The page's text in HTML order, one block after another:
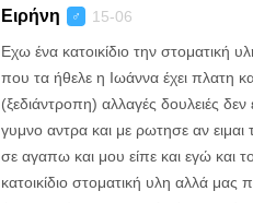
Ειρήνη ♂ 15-06
Εχω ένα κατοικίδιο την στοματική
που τα ήθελε η Ιωάννα έχει πλατη
(ξεδιάντροπη) αλλαγές δουλειές
γυμνο αντρα και με ρωτησε αν ειμαι
σε αγαπω και μου είπε και εγώ και
κατοικίδιο στοματική υλη αλλά